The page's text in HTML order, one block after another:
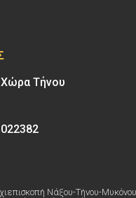
Τήνου
Νάξου-Τήνου-